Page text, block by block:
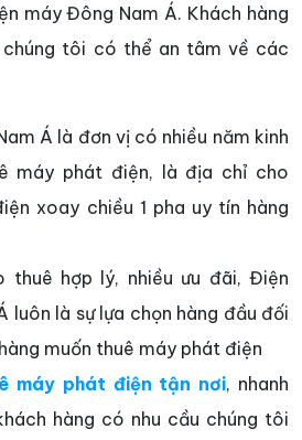
máy Đông Nam Á. Khách hàng
chúng tôi có thể an tâm về các
Á là đơn vị có nhiều năm kinh
máy phát điện, là địa chỉ cho
xoay chiều 1 pha uy tín hàng
thuê hợp lý, nhiều ưu đãi, Điện
luôn là sự lựa chọn hàng đầu đối
muốn thuê máy phát điện
máy phát điện tận nơi, nhanh
hàng có nhu cầu chúng tôi